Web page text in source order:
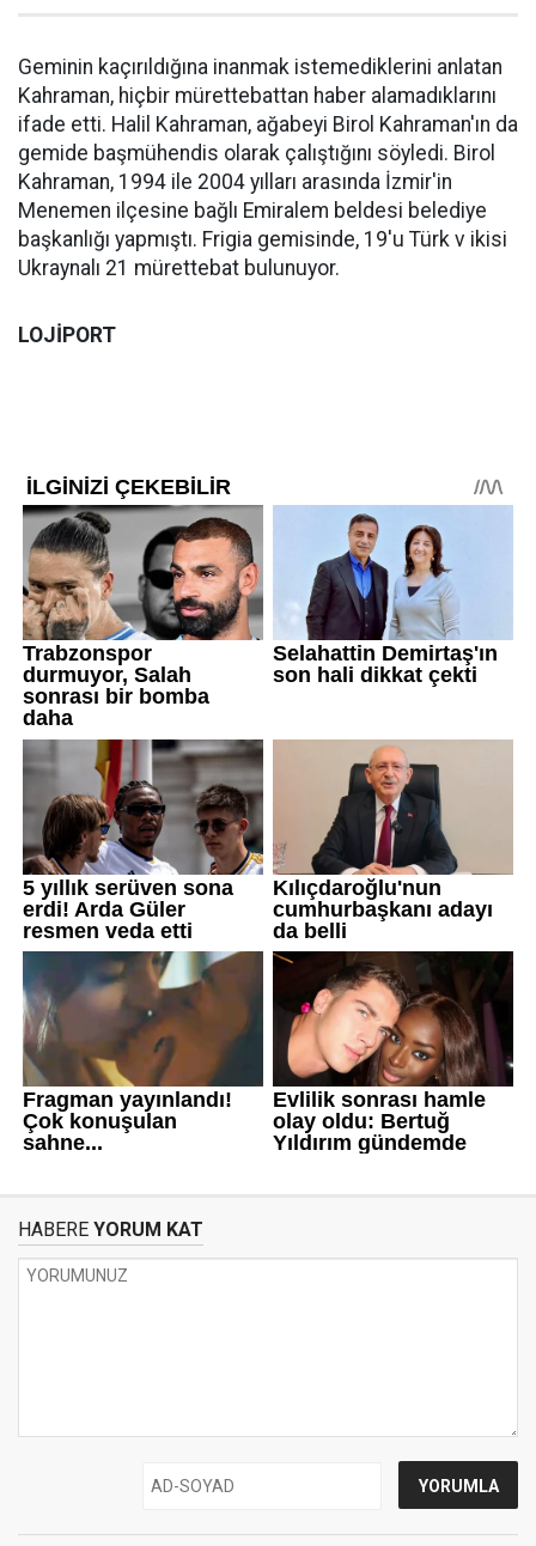
Geminin kaçırıldığına inanmak istemediklerini anlatan
Kahraman, hiçbir mürettebattan haber alamadıklarını
ifade etti. Halil Kahraman, ağabeyi Birol Kahraman'ın da
gemide başmühendis olarak çalıştığını söyledi. Birol
Kahraman, 1994 ile 2004 yılları arasında İzmir'in
Menemen ilçesine bağlı Emiralem beldesi belediye
başkanlığı yapmıştı. Frigia gemisinde, 19'u Türk v ikisi
Ukraynalı 21 mürettebat bulunuyor.
LOJİPORT
HABERE YORUM KAT